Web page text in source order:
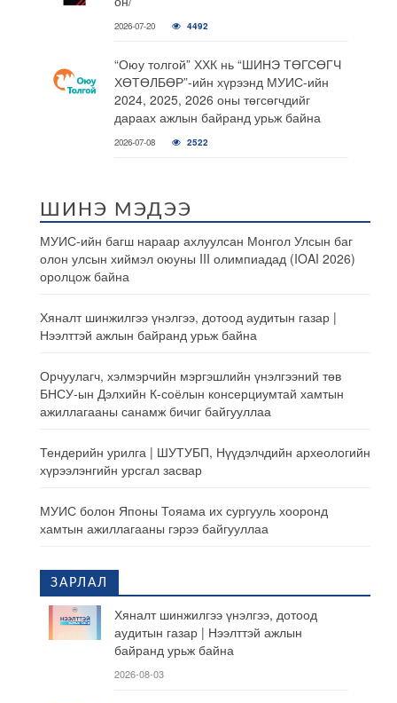
2026-07-20 4492
“Оюу толгой” ХХК нь “ШИНЭ ТӨГСӨГЧ
ХӨТӨЛБӨР”-ийн хүрээнд МУИС-ийн
2024, 2025, 2026 оны төгсөгчдийг
дараах ажлын байранд урьж байна
2026-07-08 2522
ШИНЭ МЭДЭЭ
МУИС-ийн багш нараар ахлуулсан Монгол Улсын баг
олон улсын хиймэл оюуны III олимпиадад (IOAI 2026)
оролцож байна
Хяналт шинжилгээ үнэлгээ, дотоод аудитын газар |
Нээлттэй ажлын байранд урьж байна
Орчуулагч, хэлмэрчийн мэргэшлийн үнэлгээний төв
БНСУ-ын Дэлхийн К-соёлын консерциумтай хамтын
ажиллагааны санамж бичиг байгууллаа
Тендерийн урилга | ШУТУБП, Нүүдэлчдийн археологийн
хүрээлэнгийн урсгал засвар
МУИС болон Японы Тояама их сургууль хооронд
хамтын ажиллагааны гэрээ байгууллаа
ЗАРЛАЛ
Хяналт шинжилгээ үнэлгээ, дотоод
аудитын газар | Нээлттэй ажлын
байранд урьж байна
2026-08-03